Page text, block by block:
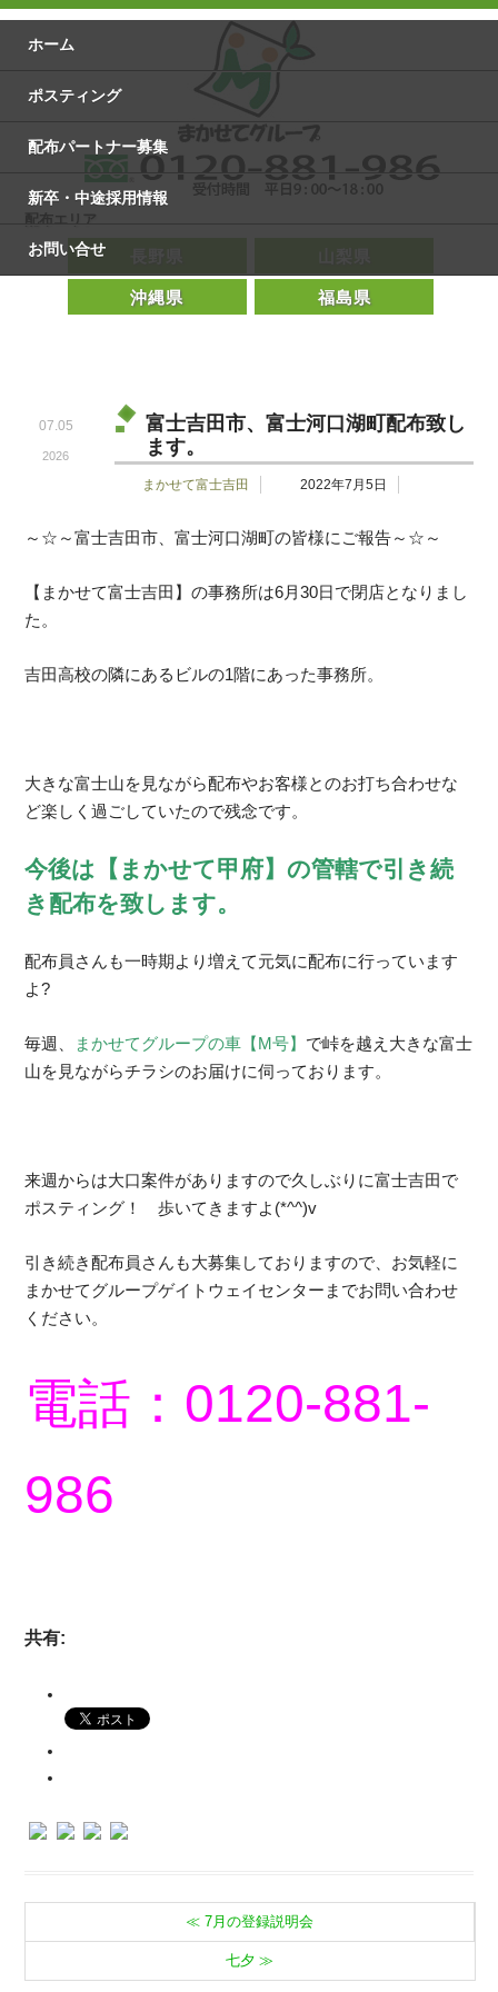
配布エリア
沖縄県 福島県
ホーム
ポスティング
配布パートナー募集
新卒・中途採用情報
お問い合せ
富士吉田市、富士河口湖町配布致し
ます。
まかせて富士吉田 2022年7月5日
2026
07.05
～☆～富士吉田市、富士河口湖町の皆様にご報告～☆～
【まかせて富士吉田】の事務所は6月30日で閉店となりまし
た。
吉田高校の隣にあるビルの1階にあった事務所。
大きな富士山を見ながら配布やお客様とのお打ち合わせな
ど楽しく過ごしていたので残念です。
今後は【まかせて甲府】の管轄で引き続
き配布を致します。
配布員さんも一時期より増えて元気に配布に行っています
よ?
毎週、 まかせてグループの車【M号】 で峠を越え大きな富士
山を見ながらチラシのお届けに伺っております。
来週からは大口案件がありますので久しぶりに富士吉田で
ポスティング！ 歩いてきますよ(*^^)v
引き続き配布員さんも大募集しておりますので、お気軽に
まかせてグループゲイトウェイセンターまでお問い合わせ
ください。
電話：0120-881-
986
共有:
≪ 7月の登録説明会
七夕≫